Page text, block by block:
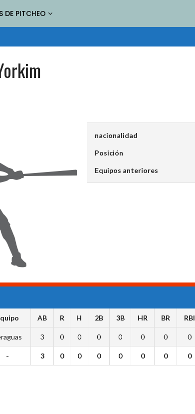
DE PITCHEO
nacionalidad
Posición
Equipos anteriores
AB R H 2B 3B HR BR RBI
3 0 0 0 0 0 0 0
- 3 0 0 0 0 0 0 0